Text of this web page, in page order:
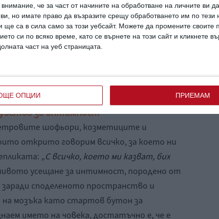
че за част от начините на обработване на личните ви
ви, но имате право да възразите срещу обработването им по тези
ще са в сила само за този уебсайт. Можете да промените своите
си по всяко време, като се върнете на този сайт и кликнете
част на уеб страницата.
ОПЦИИ ПРИЕМАМ
ниво и често игнорират
си, който видимо показва
в неволен довереник на човек,
им противодействаме
за интимност
шофьори, козметиците и
открито говорим всичко, за което ни
„С всичко, което ми казват, бих
усещане за интимност, породено от
споделеното пространство и
мозъка като стартов бутон за
името на човека, достатъчно е, че е